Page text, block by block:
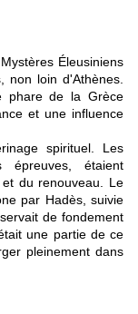
Éleusiniens
non loin d'Athènes.
phare de la Grèce
et une influence
spirituel. Les
épreuves, étaient
du renouveau. Le
par Hadès, suivie
de fondement
une partie de ce
pleinement dans